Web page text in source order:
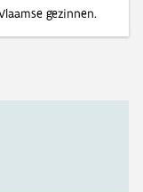
gezinnen.